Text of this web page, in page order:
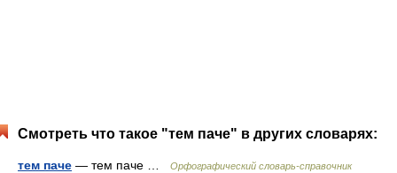
Смотреть что такое "тем паче" в других словарях:
тем паче — тем паче … Орфографический словарь-справочник